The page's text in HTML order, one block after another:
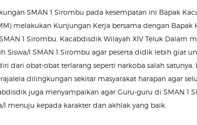
SMAN 1 Sirombu pada kesempatan ini Bapak
melakukan Kunjungan Kerja bersama dengan Bapak
1 Sirombu. Kacabdisdik Wilayah XIV Teluk Dalam
Siswa/I SMAN 1 Sirombu agar peserta didik lebih giat
dari obat-obat terlarang seperti narkoba salah satunya,
dilingkungan sekitar masyarakat harapan agar
juga menyampaikan agar Guru-guru di SMAN 1
menuju kepada karakter dan akhlak yang baik.